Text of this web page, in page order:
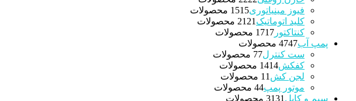
فیوز مینیاتوری
1515 محصولات
کلید اتوماتیک
21 21 محصولات
کنتاکتور
1717 محصولات
پمپ آب
4747 محصولات
ست کنترل 77 محصولات
کفکش
1414 محصولات
لجن کش
1 1 محصولات
موتور پمپ 44 محصولات
سیم و کابل
3131 محصولات